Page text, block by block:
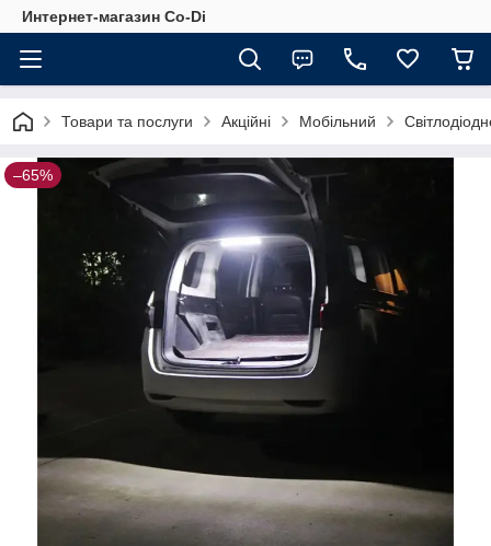
Интернет-магазин Co-Di
Товари та послуги Акційні Мобільний
–65%